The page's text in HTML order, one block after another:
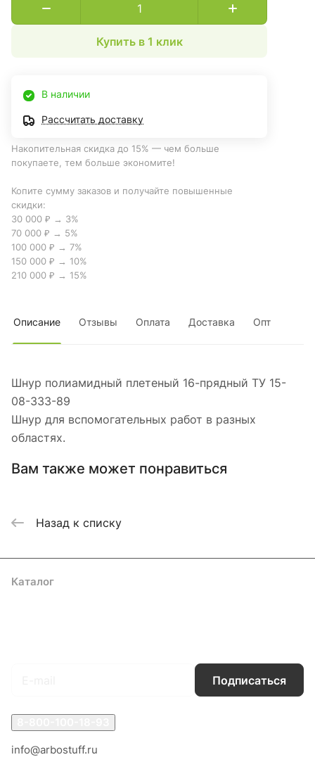
Купить в 1 клик
В наличии
Рассчитать доставку
Накопительная скидка до 15% — чем больше
покупаете, тем больше экономите!
Копите сумму заказов и получайте повышенные
скидки:
30 000 ₽ → 3%
70 000 ₽ → 5%
100 000 ₽ → 7%
150 000 ₽ → 10%
210 000 ₽ → 15%
Описание Отзывы Оплата Доставка Опт
Шнур полиамидный плетеный 16-прядный ТУ 15-
08-333-89
Шнур для вспомогательных работ в разных
областях.
Вам также может понравиться
Назад к списку
Каталог
Подписаться
info@arbostuff.ru